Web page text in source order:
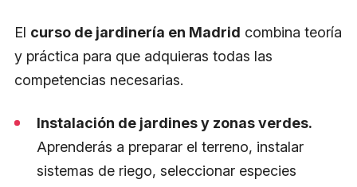
El curso de jardinería en Madrid combina teoría
y práctica para que adquieras todas las
competencias necesarias.
Instalación de jardines y zonas verdes.
Aprenderás a preparar el terreno, instalar
sistemas de riego, seleccionar especies